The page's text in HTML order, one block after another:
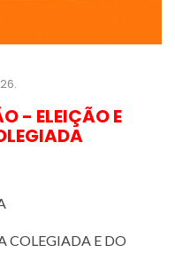
- ELEIÇÃO E
COLEGIADA E DO